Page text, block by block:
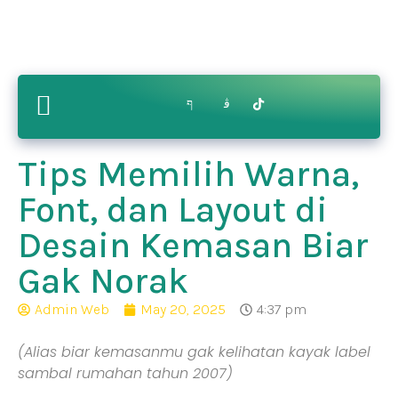
Contact
Us
Tips Memilih Warna,
Font, dan Layout di
Desain Kemasan Biar
Gak Norak
Admin Web May 20, 2025 4:37 pm
(Alias biar kemasanmu gak kelihatan kayak label
sambal rumahan tahun 2007)